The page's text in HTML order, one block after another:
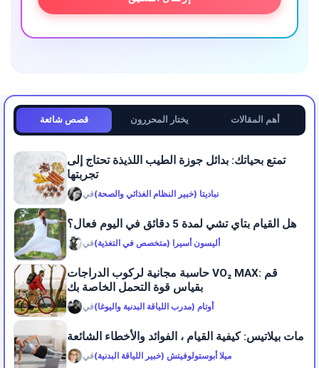
قصص شائعة يختار المحررون أهم المقالات
تمتع بحياتك: بدائل جوزة الطيب اللذيذة تحتاج إلى
تجربتها
فينباديتا (خبير النظام الغذائي والصحة)
هل القيام بتاي تشي لمدة 5 دقائق في اليوم فعال؟
فيأليسون أسيرا (متخصص في التغذية)
حاسبة مجانية لركوب الدراجات VO₂ MAX: قم
بقياس قوة التحمل الخاصة بك
فيأوتام (مدرب اللياقة البدنية واليوغا)
مات بيلاتيس: كيفية القيام ، الفوائد والأخطاء الشائعة
فيميلا أبوستولوفيتش (خبير اللياقة البدنية)